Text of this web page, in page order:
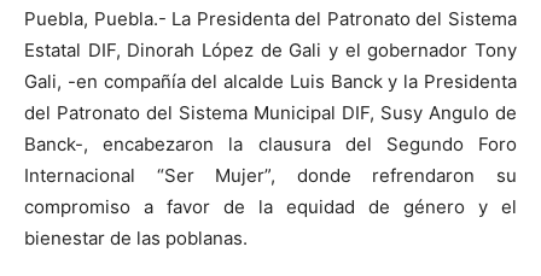
Puebla, Puebla.- La Presidenta del Patronato del Sistema
Estatal DIF, Dinorah López de Gali y el gobernador Tony
Gali, -en compañía del alcalde Luis Banck y la Presidenta
del Patronato del Sistema Municipal DIF, Susy Angulo de
Banck-, encabezaron la clausura del Segundo Foro
Internacional “Ser Mujer”, donde refrendaron su
compromiso a favor de la equidad de género y el
bienestar de las poblanas.